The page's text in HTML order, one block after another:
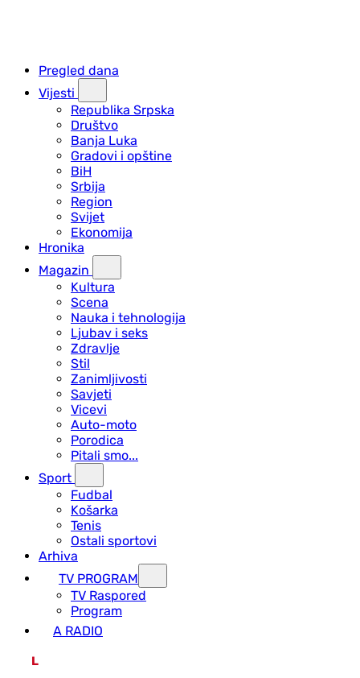
Pregled dana
Vijesti
Republika Srpska
Društvo
Banja Luka
Gradovi i opštine
BiH
Srbija
Region
Svijet
Ekonomija
Hronika
Magazin
Kultura
Scena
Nauka i tehnologija
Ljubav i seks
Zdravlje
Stil
Zanimljivosti
Savjeti
Vicevi
Auto-moto
Porodica
Pitali smo...
Sport
Fudbal
Košarka
Tenis
Ostali sportovi
Arhiva
TV PROGRAM
ТV Raspored
Program
A RADIO
L